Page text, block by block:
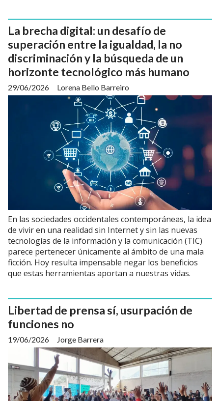
La brecha digital: un desafío de
superación entre la igualdad, la no
discriminación y la búsqueda de un
horizonte tecnológico más humano
Lorena Bello Barreiro
29/06/2026
En las sociedades occidentales contemporáneas, la idea
de vivir en una realidad sin Internet y sin las nuevas
tecnologías de la información y la comunicación (TIC)
parece pertenecer únicamente al ámbito de una mala
ficción. Hoy resulta impensable negar los beneficios
que estas herramientas aportan a nuestras vidas.
Libertad de prensa sí, usurpación de
funciones no
Jorge Barrera
19/06/2026